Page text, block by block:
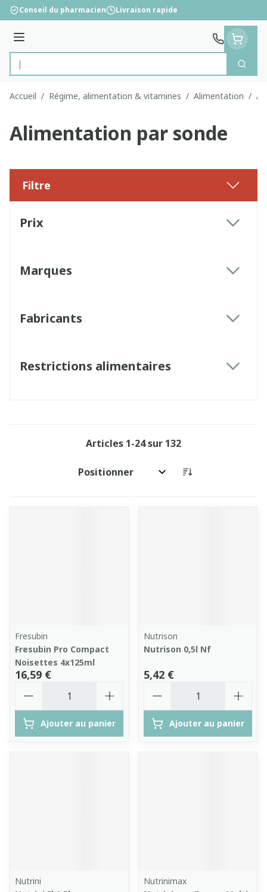
Aller au contenu
Conseil du pharmacien Livraison rapide
Menu
Rechercher
Accueil / Régime, alimentation & vitamines / Alimentation /
Alimentation par sonde
Filtre
Prix
Marques
Fabricants
Restrictions alimentaires
Articles 1-24sur 132
Trier par:
Fresubin
Fresubin Pro Compact
Noisettes 4x125ml
16,59 €
Ajouter au panier
Nutrison
Nutrison 0,5l Nf
5,42 €
Ajouter au panier
Nutrini
Nutrinimax